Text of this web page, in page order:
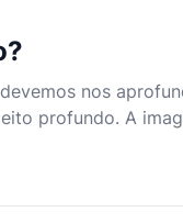
nos
profundo. A